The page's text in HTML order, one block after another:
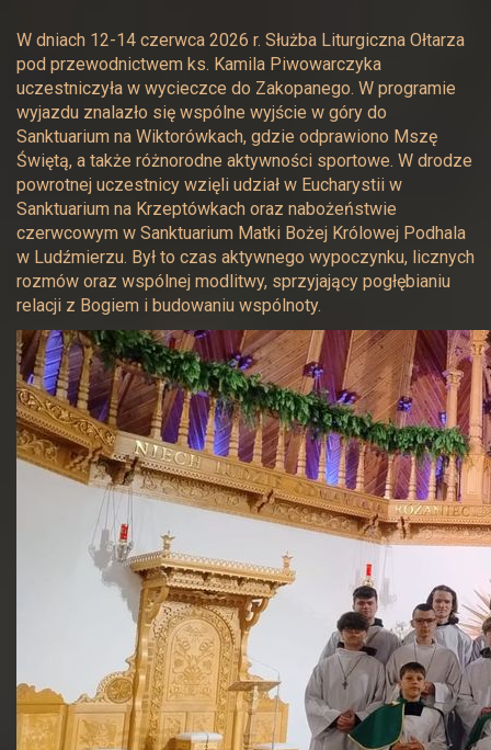
W dniach 12-14 czerwca 2026 r. Służba Liturgiczna Ołtarza
pod przewodnictwem ks. Kamila Piwowarczyka
uczestniczyła w wycieczce do Zakopanego. W programie
wyjazdu znalazło się wspólne wyjście w góry do
Sanktuarium na Wiktorówkach, gdzie odprawiono Mszę
Świętą, a także różnorodne aktywności sportowe. W drodze
powrotnej uczestnicy wzięli udział w Eucharystii w
Sanktuarium na Krzeptówkach oraz nabożeństwie
czerwcowym w Sanktuarium Matki Bożej Królowej Podhala
w Ludźmierzu. Był to czas aktywnego wypoczynku, licznych
rozmów oraz wspólnej modlitwy, sprzyjający pogłębianiu
relacji z Bogiem i budowaniu wspólnoty.